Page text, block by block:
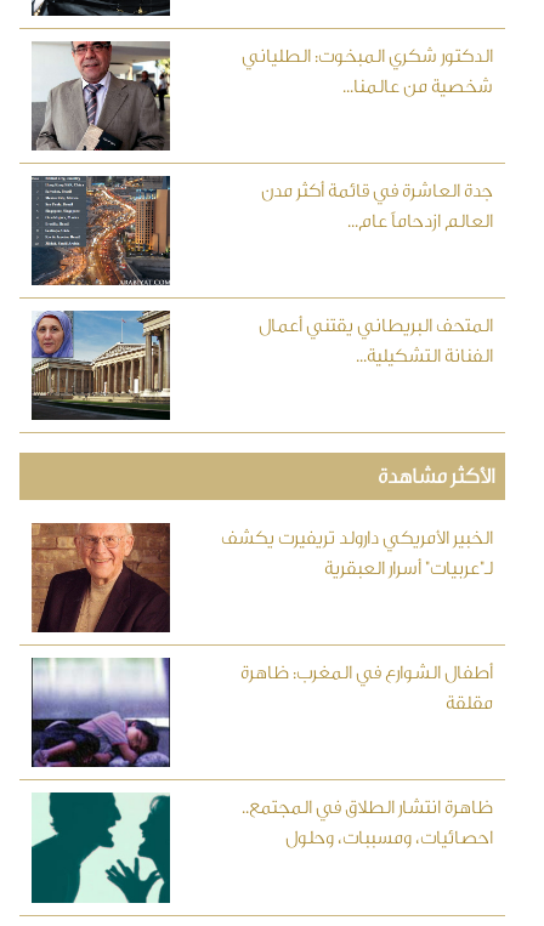
الدكتور شكري المبخوت: الطلياني
شخصية من عالمنا...
جدة العاشرة في قائمة أكثر مدن
العالم ازدحاماً عام...
المتحف البريطاني يقتني أعمال
الفنانة التشكيلية...
الأكثر مشاهدة
الخبير الأمريكي دارولد تريفيرت يكشف
لـ"عربيات" أسرار العبقرية
أطفال الشوارع في المغرب: ظاهرة
مقلقة
ظاهرة انتشار الطلاق في المجتمع..
احصائيات، ومسببات، وحلول